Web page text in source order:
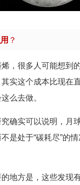
？
很多人可能想到
实这个成本比现在
么去做。
实可以说明，月
是处于“碳耗尽”的
方是，这些发现